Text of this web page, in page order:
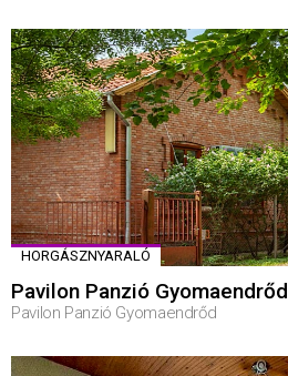
HORGÁSZNYARALÓ
Pavilon Panzió Gyomaendrőd
Pavilon Panzió Gyomaendrőd